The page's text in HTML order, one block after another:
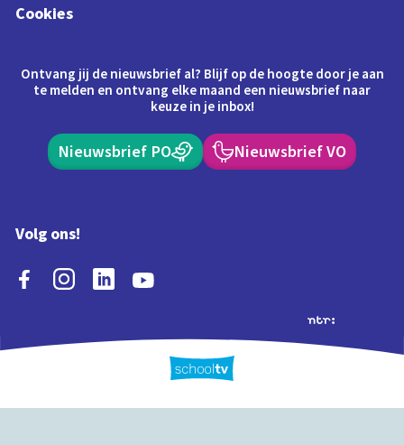
Cookies
Ontvang jij de nieuwsbrief al? Blijf op de hoogte door je aan
te melden en ontvang elke maand een nieuwsbrief naar
keuze in je inbox!
Nieuwsbrief PO Nieuwsbrief VO
Volg ons!